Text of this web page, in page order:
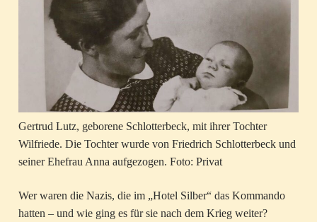
Gertrud Lutz, geborene Schlotterbeck, mit ihrer Tochter
Wilfriede. Die Tochter wurde von Friedrich Schlotterbeck und
seiner Ehefrau Anna aufgezogen. Foto: Privat
Wer waren die Nazis, die im „Hotel Silber“ das Kommando
hatten – und wie ging es für sie nach dem Krieg weiter?